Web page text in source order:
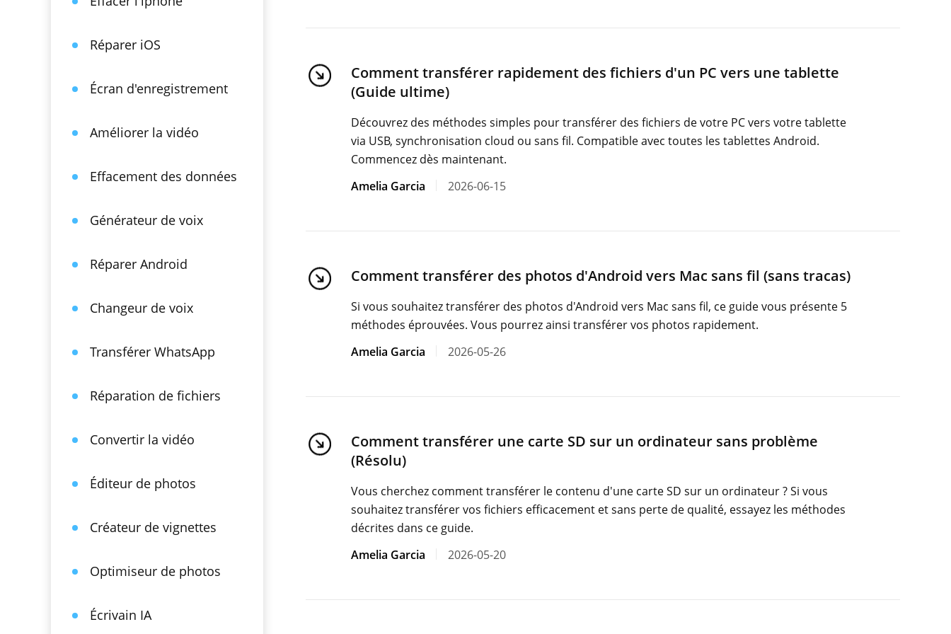
Réparer iOS
Écran d'enregistrement
Améliorer la vidéo
Effacement des données
Générateur de voix
Réparer Android
Changeur de voix
Transférer WhatsApp
Réparation de fichiers
Convertir la vidéo
Éditeur de photos
Créateur de vignettes
Optimiseur de photos
Écrivain IA
Comment transférer rapidement des fichiers d'un PC vers une tablette
(Guide ultime)
Découvrez des méthodes simples pour transférer des fichiers de votre PC vers votre tablette
via USB, synchronisation cloud ou sans fil. Compatible avec toutes les tablettes Android.
Commencez dès maintenant.
Amelia Garcia
2026-06-15
Comment transférer des photos d'Android vers Mac sans fil (sans tracas)
Si vous souhaitez transférer des photos d'Android vers Mac sans fil, ce guide vous présente 5
méthodes éprouvées. Vous pourrez ainsi transférer vos photos rapidement.
Amelia Garcia
2026-05-26
Comment transférer une carte SD sur un ordinateur sans problème
(Résolu)
Vous cherchez comment transférer le contenu d'une carte SD sur un ordinateur ? Si vous
souhaitez transférer vos fichiers efficacement et sans perte de qualité, essayez les méthodes
décrites dans ce guide.
Amelia Garcia
2026-05-20